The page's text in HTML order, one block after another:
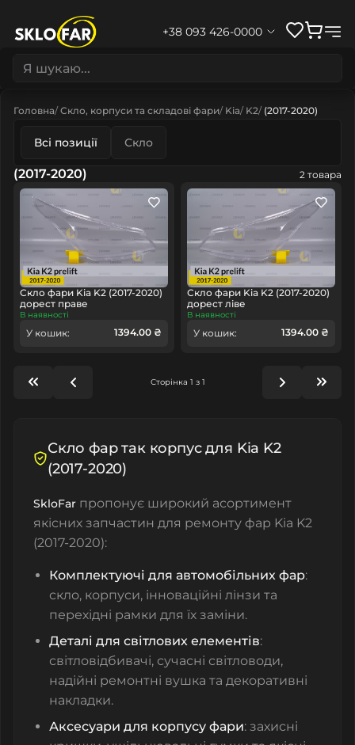
+38 093 426-0000
Головна Скло, корпуси та складові фари Kia K2 (2017-2020)
Всі позиції Скло
(2017-2020) 2 товара
Скло фари Kia K2 (2017-2020)
дорест праве
В наявності
У кошик: 1394.00 ₴
Скло фари Kia K2 (2017-2020)
дорест ліве
В наявності
У кошик: 1394.00 ₴
Сторінка 1 з 1
Скло фар так корпус для Kia K2
(2017-2020)
SkloFar пропонує широкий асортимент
якісних запчастин для ремонту фар Kia K2
(2017-2020):
Комплектуючі для автомобільних фар:
скло, корпуси, інноваційні лінзи та
перехідні рамки для їх заміни.
Деталі для світлових елементів:
світловідбивачі, сучасні світловоди,
надійні ремонтні вушка та декоративні
накладки.
Аксесуари для корпусу фари: захисні